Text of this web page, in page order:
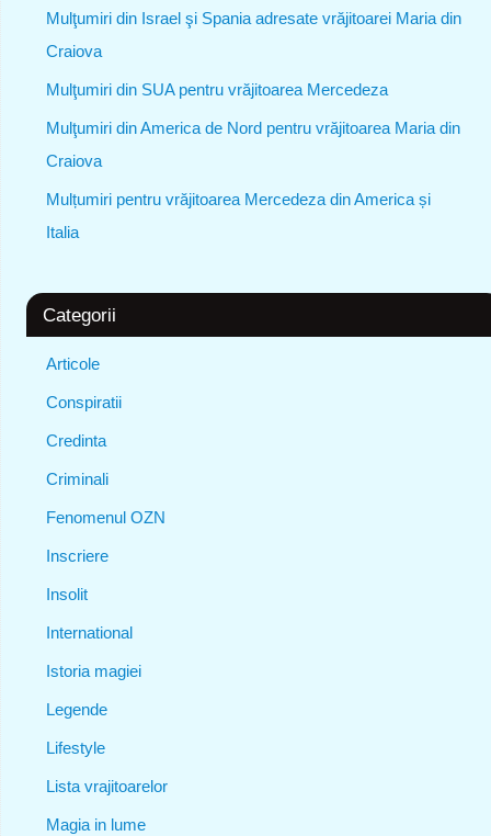
Mulţumiri din Israel şi Spania adresate vrăjitoarei Maria din
Craiova
Mulţumiri din SUA pentru vrăjitoarea Mercedeza
Mulţumiri din America de Nord pentru vrăjitoarea Maria din
Craiova
Mulțumiri pentru vrăjitoarea Mercedeza din America și
Italia
Categorii
Articole
Conspiratii
Credinta
Criminali
Fenomenul OZN
Inscriere
Insolit
International
Istoria magiei
Legende
Lifestyle
Lista vrajitoarelor
Magia in lume